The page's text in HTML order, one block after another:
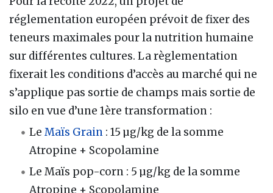
réglementation européen prévoit de fixer des
teneurs maximales pour la nutrition humaine
sur différentes cultures. La règlementation
fixerait les conditions d’accès au marché qui ne
s’applique pas sortie de champs mais sortie de
silo en vue d’une 1ère transformation :
LeMaïs Grain : 15 µg/kg de la somme
Atropine + Scopolamine
Le Maïs pop-corn : 5 µg/kg de la somme
Atropine + Scopolamine